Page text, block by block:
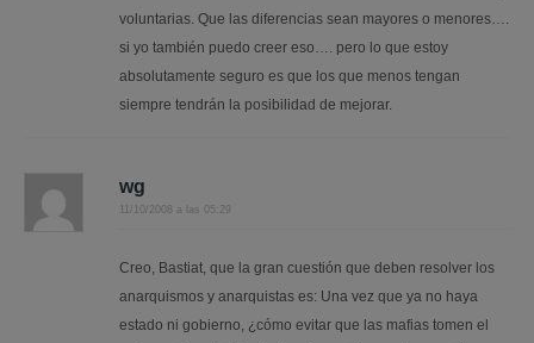
voluntarias. Que las diferencias sean mayores o menores….
si yo también puedo creer eso…. pero lo que estoy
absolutamente seguro es que los que menos tengan
siempre tendrán la posibilidad de mejorar.
wg
11/10/2008 a las 05:29
Creo, Bastiat, que la gran cuestión que deben resolver los
anarquismos y anarquistas es: Una vez que ya no haya
estado ni gobierno, ¿cómo evitar que las mafias tomen el